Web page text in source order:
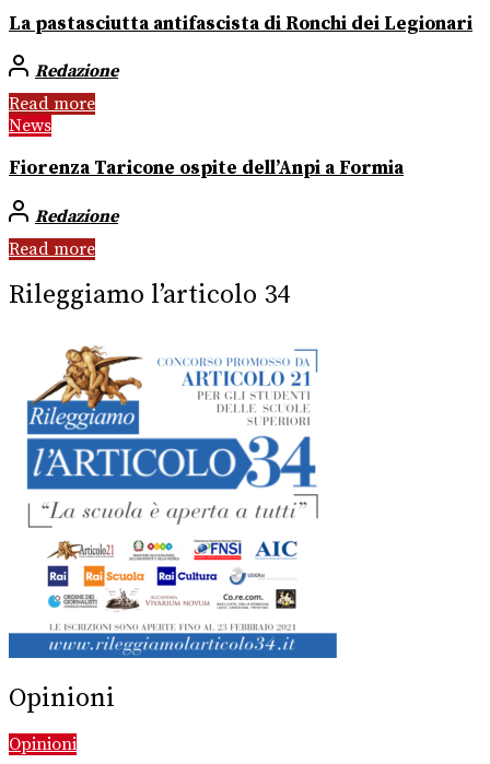
La pastasciutta antifascista di Ronchi dei Legionari
Redazione
Read more
News
Fiorenza Taricone ospite dell’Anpi a Formia
Redazione
Read more
Rileggiamo l’articolo 34
Opinioni
Opinioni